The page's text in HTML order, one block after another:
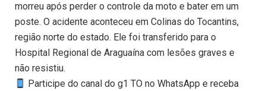
morreu após perder o controle da moto e bater em um
poste. O acidente aconteceu em Colinas do Tocantins,
região norte do estado. Ele foi transferido para o
Hospital Regional de Araguaína com lesões graves e
não resistiu.
Participe do canal do g1 TO no WhatsApp e receba